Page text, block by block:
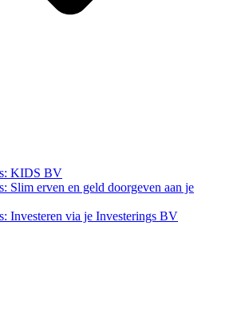
KIDS BV
Slim erven en geld doorgeven aan je
Investeren via je Investerings BV